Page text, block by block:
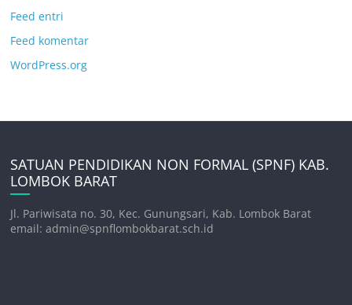
Feed entri
Feed komentar
WordPress.org
SATUAN PENDIDIKAN NON FORMAL (SPNF) KAB.
LOMBOK BARAT
Jl. Pariwisata no. 30, Kec. Gunungsari, Kab. Lombok Barat
email: admin@spnflombokbarat.sch.id